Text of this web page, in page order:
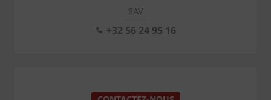
SAV
+32 56 24 95 16